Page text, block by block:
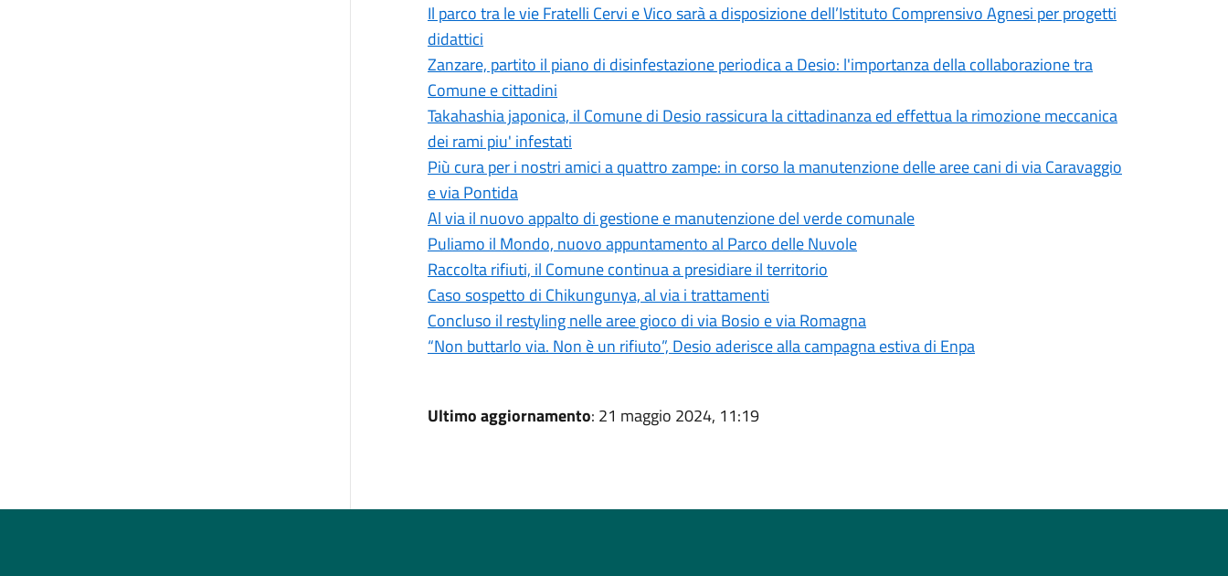
Il parco tra le vie Fratelli Cervi e Vico sarà a disposizione dell’Istituto Comprensivo Agnesi per progetti
didattici
Zanzare, partito il piano di disinfestazione periodica a Desio: l'importanza della collaborazione tra
Comune e cittadini
Takahashia japonica, il Comune di Desio rassicura la cittadinanza ed effettua la rimozione meccanica
dei rami piu' infestati
Più cura per i nostri amici a quattro zampe: in corso la manutenzione delle aree cani di via Caravaggio
e via Pontida
Al via il nuovo appalto di gestione e manutenzione del verde comunale
Puliamo il Mondo, nuovo appuntamento al Parco delle Nuvole
Raccolta rifiuti, il Comune continua a presidiare il territorio
Caso sospetto di Chikungunya, al via i trattamenti
Concluso il restyling nelle aree gioco di via Bosio e via Romagna
“Non buttarlo via. Non è un rifiuto”, Desio aderisce alla campagna estiva di Enpa
Ultimo aggiornamento: 21 maggio 2024, 11:19